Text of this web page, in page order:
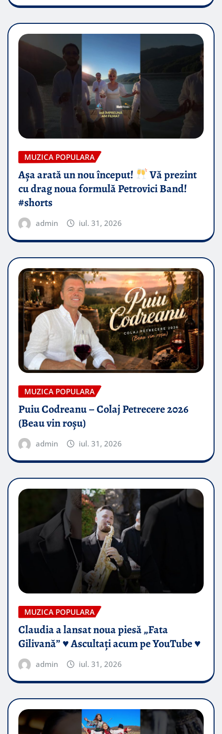
MUZICA POPULARA
Așa arată un nou început!
Vă prezint
cu drag noua formulă Petrovici Band!
#shorts
admin iul. 31, 2026
MUZICA POPULARA
Puiu Codreanu – Colaj Petrecere 2026
(Beau vin roșu)
admin iul. 31, 2026
MUZICA POPULARA
Claudia a lansat noua piesă „Fata
Gilivană” ♥️ Ascultați acum pe YouTube ♥️
admin iul. 31, 2026